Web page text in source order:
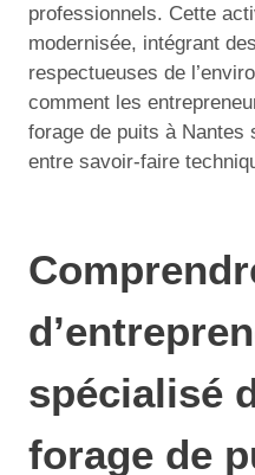
professionnels. Cette
modernisée, intégrant
respectueuses de
comment les
forage de puits à Nantes
entre savoir-faire
spécialisé
forage de